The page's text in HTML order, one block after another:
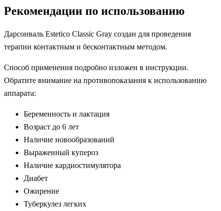
Рекомендации по использованию
Дарсонваль Estetico Classic Gray создан для проведения
терапии контактным и бесконтактным методом.
Способ применения подробно изложен в инструкции.
Обратите внимание на противопоказания к использованию
аппарата:
Беременность и лактация
Возраст до 6 лет
Наличие новообразований
Выраженный купероз
Наличие кардиостимулятора
Диабет
Ожирение
Туберкулез легких